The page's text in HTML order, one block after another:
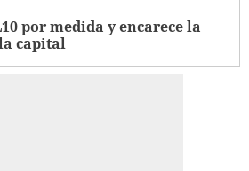
por medida y encarece la
capital